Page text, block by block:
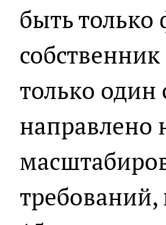
быть
только один
направлено